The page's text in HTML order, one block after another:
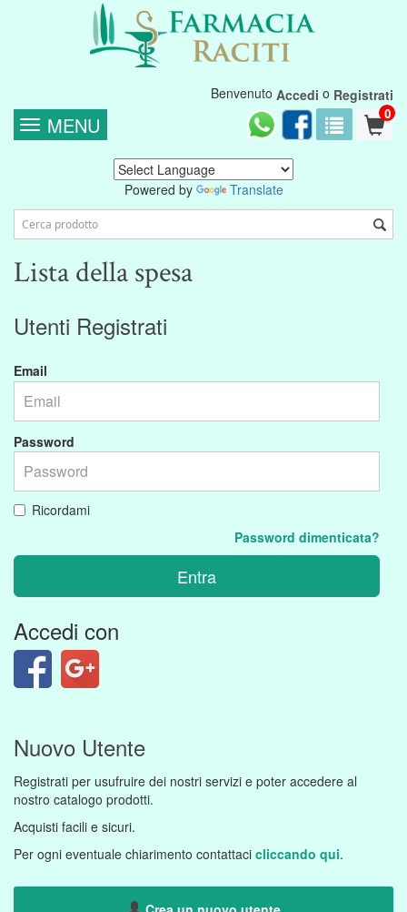
Benvenuto Accedi o Registrati
0
MENU
Powered by Translate
Lista della spesa
Utenti Registrati
Email
Password
Ricordami
Password dimenticata?
Entra
Accedi con
Nuovo Utente
Registrati per usufruire dei nostri servizi e poter accedere al
nostro catalogo prodotti.
Acquisti facili e sicuri.
Per ogni eventuale chiarimento contattaci cliccando qui.